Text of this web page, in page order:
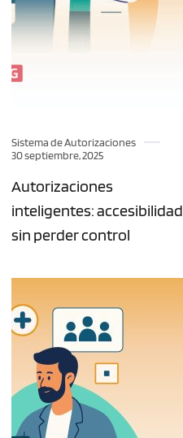
Sistema de Autorizaciones
30 septiembre, 2025
Autorizaciones
inteligentes: accesibilidad
sin perder control